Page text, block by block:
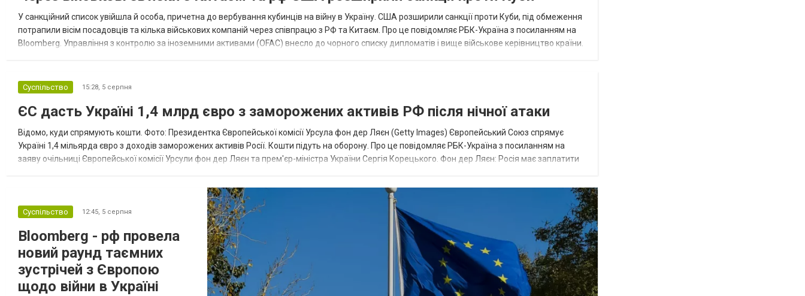
У санкційний список увійшла й особа, причетна до вербування кубинців на війну в Україну. США розширили санкції проти Куби, під обмеження
потрапили вісім посадовців та кілька військових компаній через співпрацю з РФ та Китаєм. Про це повідомляє РБК-Україна з посиланням на
Bloomberg. Управління з контролю за іноземними активами (OFAC) внесло до чорного списку дипломатів і вище військове керівництво країни.
Суспільство 15:28, 5 серпня
ЄС дасть Україні 1,4 млрд євро з заморожених активів РФ після нічної атаки
Відомо, куди спрямують кошти. Фото: Президентка Європейської комісії Урсула фон дер Ляєн (Getty Images) Європейський Союз спрямує
Україні 1,4 мільярда євро з доходів заморожених активів Росії. Кошти підуть на оборону. Про це повідомляє РБК-Україна з посиланням на
заяву очільниці Європейської комісії Урсули фон дер Ляєн та прем'єр-міністра України Сергія Корецького. Фон дер Ляєн: Росія має заплатити
Суспільство 12:45, 5 серпня
Bloomberg - рф провела
новий раунд таємних
зустрічей з Європою
щодо війни в Україні